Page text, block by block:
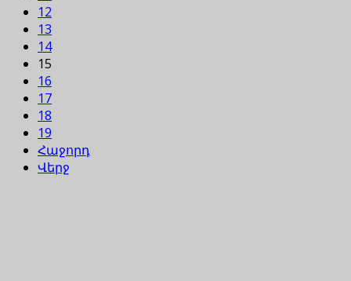
12
13
14
15
16
17
18
19
Հաջորդ
Վերջ